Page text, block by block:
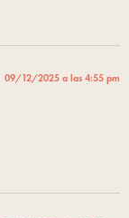
09/12/2025 a las 4:55 pm